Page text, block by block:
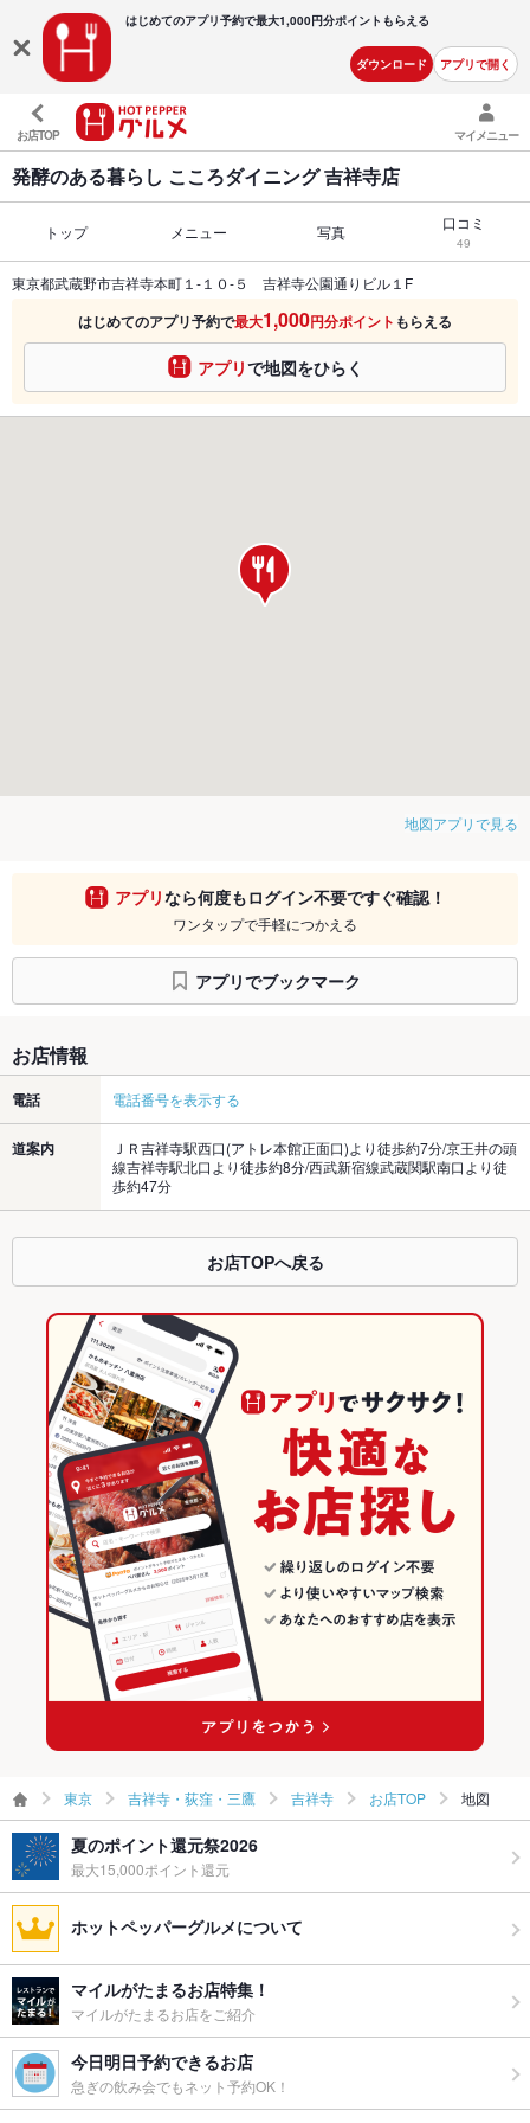
はじめてのアプリ予約で最大1,000円分ポイントもらえる
ダウンロード アプリで開く
お店TOP マイメニュー
発酵のある暮らし こころダイニング 吉祥寺店
トップ メニュー 写真 口コミ
49
東京都武蔵野市吉祥寺本町１-１０-５ 吉祥寺公園通りビル１F
はじめてのアプリ予約で最大1,000円分ポイント もらえる
アプリで地図をひらく
地図アプリで見る
アプリなら何度もログイン不要ですぐ確認！
ワンタップで手軽につかえる
アプリでブックマーク
お店情報
電話 電話番号を表示する
道案内
ＪＲ吉祥寺駅西口(アトレ本館正面口)より徒歩約7分/京王井の頭
線吉祥寺駅北口より徒歩約8分/西武新宿線武蔵関駅南口より徒
歩約47分
お店TOPへ戻る
東京 吉祥寺・荻窪・三鷹 吉祥寺 お店TOP 地図
夏のポイント還元祭2026
最大15,000ポイント還元
ホットペッパーグルメについて
マイルがたまるお店特集！
マイルがたまるお店をご紹介
今日明日予約できるお店
急ぎの飲み会でもネット予約OK！